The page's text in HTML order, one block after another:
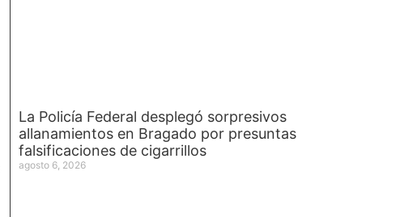
La Policía Federal desplegó sorpresivos
allanamientos en Bragado por presuntas
falsificaciones de cigarrillos
agosto 6, 2026